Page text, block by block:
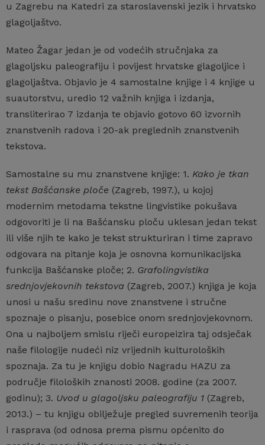
u Zagrebu na Katedri za staroslavenski jezik i hrvatsko
glagoljaštvo.
Mateo Žagar jedan je od vodećih stručnjaka za
glagoljsku paleografiju i povijest hrvatske glagoljice i
glagoljaštva. Objavio je 4 samostalne knjige i 4 knjige u
suautorstvu, uredio 12 važnih knjiga i izdanja,
transliterirao 7 izdanja te objavio gotovo 60 izvornih
znanstvenih radova i 20-ak preglednih znanstvenih
tekstova.
Samostalne su mu znanstvene knjige: 1. Kako je tkan
tekst Bašćanske ploče (Zagreb, 1997.), u kojoj
modernim metodama tekstne lingvistike pokušava
odgovoriti je li na Bašćansku ploču uklesan jedan tekst
ili više njih te kako je tekst strukturiran i time zapravo
odgovara na pitanje koja je osnovna komunikacijska
funkcija Bašćanske ploče; 2. Grafolingvistika
srednjovjekovnih tekstova (Zagreb, 2007.) knjiga je koja
unosi u našu sredinu nove znanstvene i stručne
spoznaje o pisanju, posebice onom srednjovjekovnom.
Ona u najboljem smislu riječi europeizira taj odsječak
naše filologije nudeći niz vrijednih kulturoloških
spoznaja. Za tu je knjigu dobio Nagradu HAZU za
područje filoloških znanosti 2008. godine (za 2007.
godinu); 3. Uvod u glagoljsku paleografiju 1 (Zagreb,
2013.) – tu knjigu obilježuje pregled suvremenih teorija
i rasprava (od odnosa prema pismu općenito do